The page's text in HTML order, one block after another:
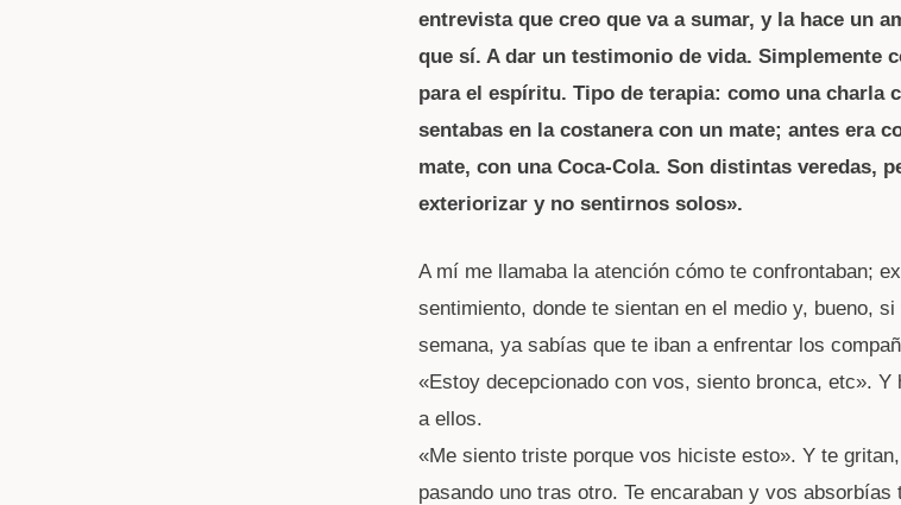
entrevista que creo que va a sumar, y la hace un
que sí. A dar un testimonio de vida. Simplemente
para el espíritu. Tipo de terapia: como una charla
sentabas en la costanera con un mate; antes era
mate, con una Coca-Cola. Son distintas veredas,
exteriorizar y no sentirnos solos».
A mí me llamaba la atención cómo te confrontaban;
sentimiento, donde te sientan en el medio y, bueno,
semana, ya sabías que te iban a enfrentar los
«Estoy decepcionado con vos, siento bronca, etc». Y
a ellos.
«Me siento triste porque vos hiciste esto». Y te
pasando uno tras otro. Te encaraban y vos